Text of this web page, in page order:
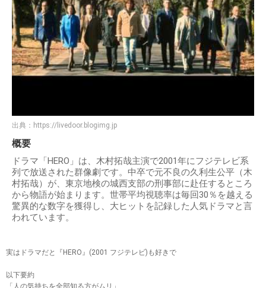
出典： https://livedoor.blogimg.jp
概要
ドラマ「HERO」は、木村拓哉主演で2001年にフジテレビ系
列で放送された群像劇です。中卒で元不良の久利生公平（木
村拓哉）が、東京地検の城西支部の刑事部に赴任するところ
から物語が始まります。 世帯平均視聴率は毎回30％を越える
驚異的な数字を獲得し、大ヒットを記録した人気ドラマと言
われています。
実はドラマだと『HERO』(2001 フジテレビ)も好きで
以下要約
「人の気持ちを全部知る方がムリ」